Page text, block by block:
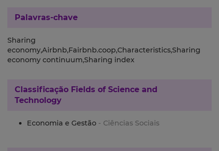
Palavras-chave
Sharing
economy,Airbnb,Fairbnb.coop,Characteristics,Sharing
economy continuum,Sharing index
Classificação Fields of Science and
Technology
Economia e Gestão - Ciências Sociais